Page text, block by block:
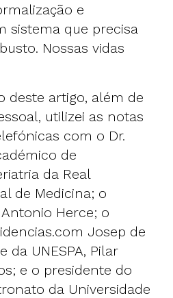
e
sistema que precisa
Nossas vidas
deste artigo, além de
utilizei as notas
com o Dr.
de
da Real
de Medicina; o
Herce; o
Josep de
da UNESPA, Pilar
; e o presidente do
da Universidade